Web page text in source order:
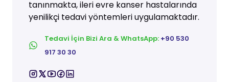
tanınmakta, ileri evre kanser hastalarında
yenilikçi tedavi yöntemleri uygulamaktadır.
Tedavi İçin Bizi Ara & WhatsApp: +90 530
917 30 30